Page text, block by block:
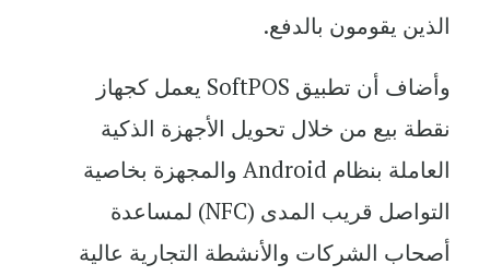
الذين يقومون بالدفع.
وأضاف أن تطبيق SoftPOS يعمل كجهاز
نقطة بيع من خلال تحويل الأجهزة الذكية
العاملة بنظام Android والمجهزة بخاصية
التواصل قريب المدى (NFC) لمساعدة
أصحاب الشركات والأنشطة التجارية عالية